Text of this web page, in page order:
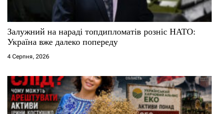
Залужний на нараді топдипломатів розніс НАТО:
Україна вже далеко попереду
4 Серпня, 2026